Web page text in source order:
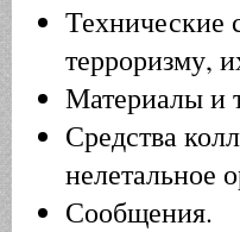
Технические
терроризму,
Материалы и
Средства
нелетальное
Сообщения.